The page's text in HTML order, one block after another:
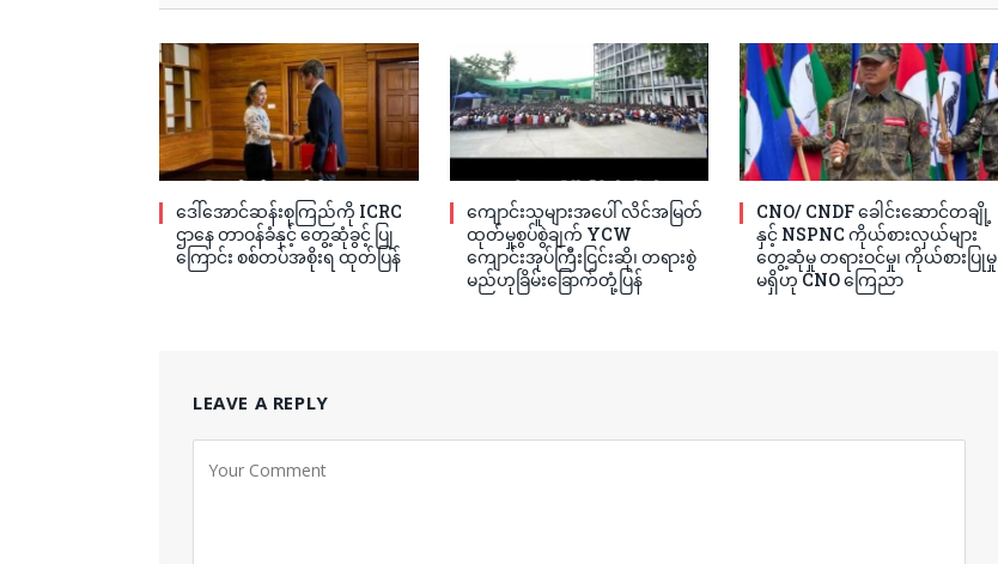
ဒေါ်အောင်ဆန်းစုကြည်ကို ICRC
ဌာနေ တာဝန်ခံနှင့် တွေ့ဆုံခွင့် ပြု
ကြောင်း စစ်တပ်အစိုးရ ထုတ်ပြန်
ကျောင်းသူများအပေါ် လိင်အမြတ်
ထုတ်မှုစွပ်စွဲချက် YCW
ကျောင်းအုပ်ကြီးငြင်းဆို၊ တရားစွဲ
မည်ဟုခြိမ်းခြောက်တုံ့ပြန်
CNO/ CNDF ခေါင်းဆောင်တချို့
နှင့် NSPNC ကိုယ်စားလှယ်များ
တွေ့ဆုံမှု တရားဝင်မှု၊ ကိုယ်စားပြုမှု
မရှိဟု CNO ကြေညာ
LEAVE A REPLY